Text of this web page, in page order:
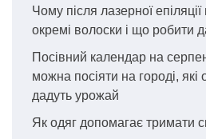
Чому після лазерної
окремі волоски і що робити
Посівний календар на
можна посіяти на городі, які
дадуть урожай
Як одяг допомагає тримати